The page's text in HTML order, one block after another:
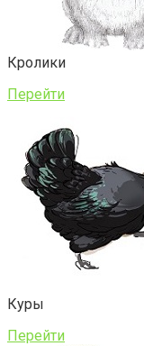
Кролики
Перейти
Куры
Перейти